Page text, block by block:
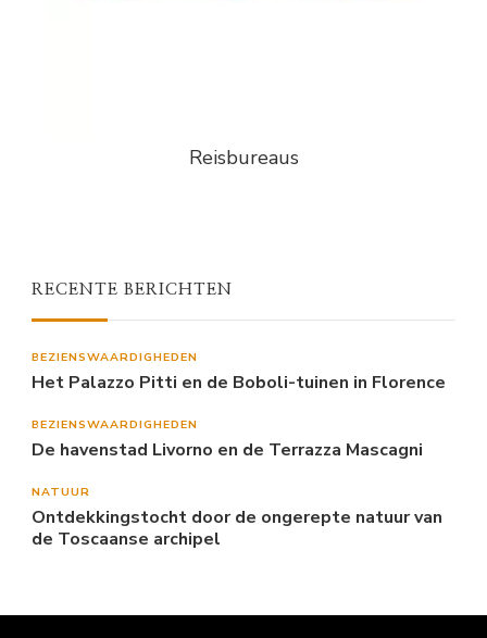
Reisbureaus
RECENTE BERICHTEN
BEZIENSWAARDIGHEDEN
Het Palazzo Pitti en de Boboli-tuinen in Florence
BEZIENSWAARDIGHEDEN
De havenstad Livorno en de Terrazza Mascagni
NATUUR
Ontdekkingstocht door de ongerepte natuur van
de Toscaanse archipel